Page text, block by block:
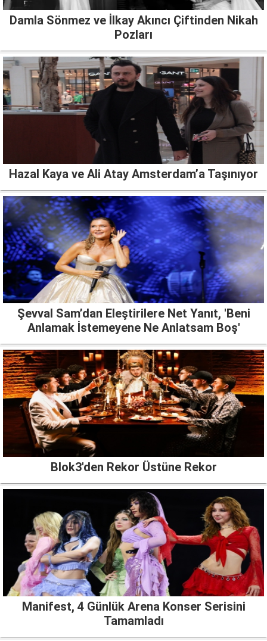
Damla Sönmez ve İlkay Akıncı Çiftinden Nikah
Pozları
Hazal Kaya ve Ali Atay Amsterdam’a Taşınıyor
Şevval Sam’dan Eleştirilere Net Yanıt, 'Beni
Anlamak İstemeyene Ne Anlatsam Boş'
Blok3'den Rekor Üstüne Rekor
Manifest, 4 Günlük Arena Konser Serisini
Tamamladı